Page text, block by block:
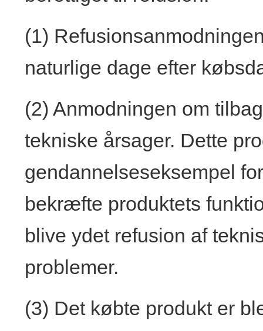
(1)
naturlige dage efter
(2) Anmodningen om
tekniske årsager. Dette
gendannelseseksempel
bekræfte produktets
blive ydet refusion af
problemer.
(3) Det købte produkt er